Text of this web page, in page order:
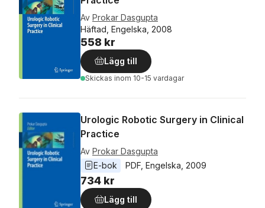
Av Prokar Dasgupta
Häftad, Engelska, 2008
558 kr
Lägg till
Skickas inom 10-15 vardagar
Urologic Robotic Surgery in Clinical
Practice
Av Prokar Dasgupta
E-bok
PDF Engelska 2009
734 kr
Lägg till